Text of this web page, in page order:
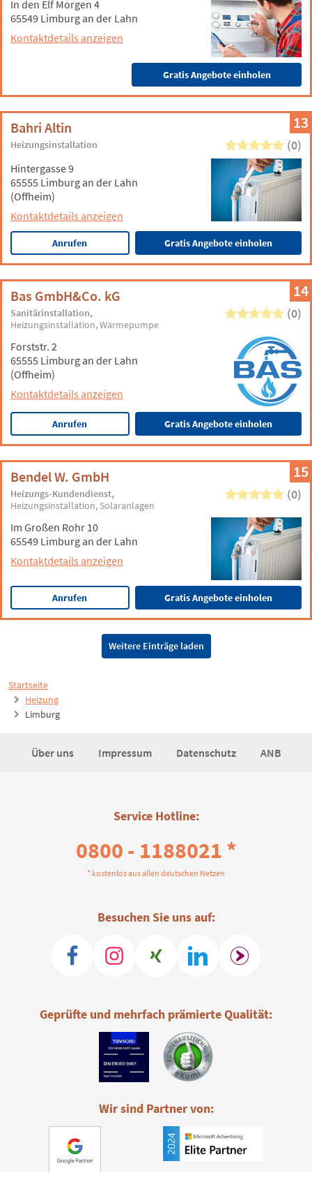
Startseite
Heizung
Limburg
In den Elf Morgen 4
65549 Limburg an der Lahn
Kontaktdetails anzeigen
Gratis Angebote einholen
13
Bahri Altin
Heizungsinstallation (0)
Hintergasse 9
65555 Limburg an der Lahn
(Offheim)
Kontaktdetails anzeigen
Anrufen Gratis Angebote einholen
14
Bas GmbH&Co. kG
Sanitärinstallation
Heizungsinstallation Wärmepumpe
(0)
Forststr. 2
65555 Limburg an der Lahn
(Offheim)
Kontaktdetails anzeigen
Anrufen Gratis Angebote einholen
15
Bendel W. GmbH
Heizungs-Kundendienst
Heizungsinstallation Solaranlagen
(0)
Im Großen Rohr 10
65549 Limburg an der Lahn
Kontaktdetails anzeigen
Anrufen Gratis Angebote einholen
Weitere Einträge laden
Über uns Impressum Datenschutz ANB
Service Hotline:
0800 - 1188021 *
* kostenlos aus allen deutschen Netzen
Besuchen Sie uns auf:
Geprüfte und mehrfach prämierte Qualität:
Wir sind Partner von: